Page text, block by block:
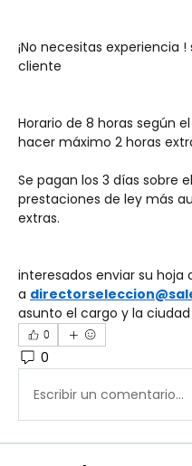
¡No necesitas experiencia
cliente
Horario de 8 horas según
hacer máximo 2 horas
Se pagan los 3 días sobre
prestaciones de ley más
extras.
interesados enviar su hoja
a
asunto el cargo y la
0
0
Escribir un comentario...